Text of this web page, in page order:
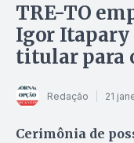
TRE-TO
Igor Itapary
titular para
Redação 21
Cerimônia de